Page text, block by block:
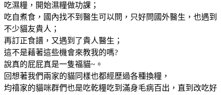
吃濕糧，開始濕糧做功課；
吃自煮食，國內找不到醫生可以問，只好問國外醫生，也遇到
不少貓友貴人；
再訂正食譜，又遇到了貴人醫生；
這不是藉著這些機會來教我的嗎?
說真的屁屁真是一隻福貓~。
回想著我們兩家的貓同樣也都經歷過各種換糧，
均禧家的貓咪群們也是吃乾糧吃到滿身毛病百出，直到改吃好